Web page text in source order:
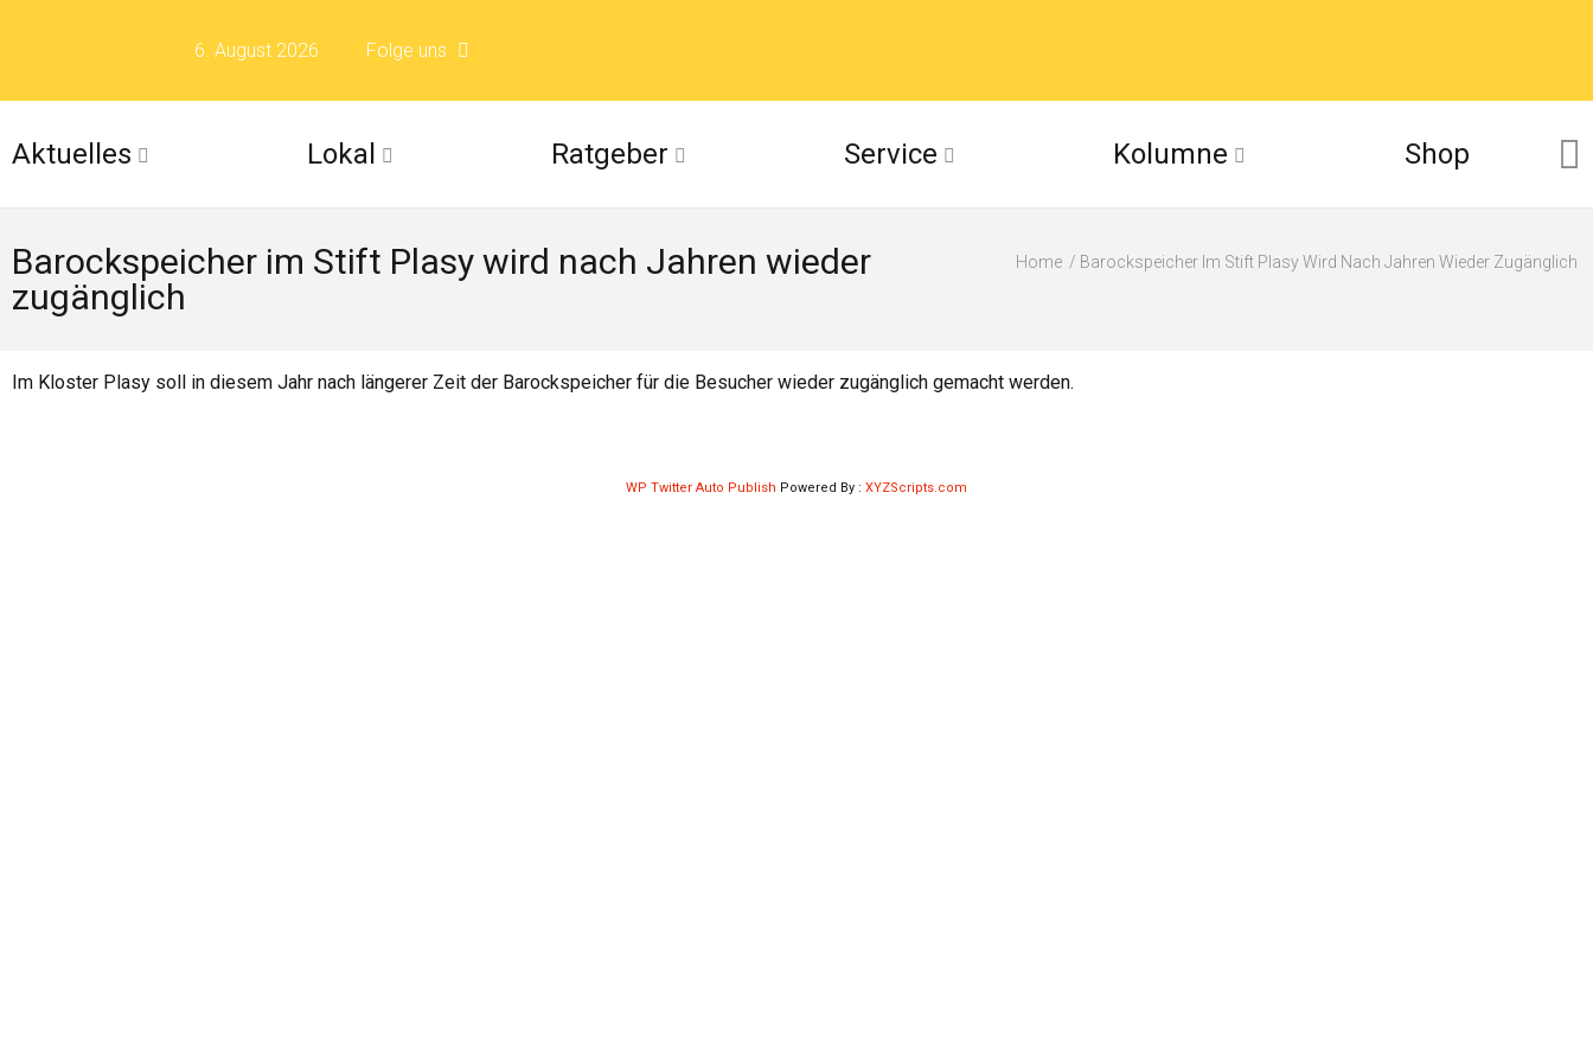
6. August 2026 Folge uns
Folge uns auf Flickr
Aktuelles Lokal Ratgeber Service Kolumne Shop
Barockspeicher im Stift Plasy wird nach Jahren wieder
zugänglich
Home Barockspeicher Im Stift Plasy Wird Nach Jahren Wieder Zugänglich
Im Kloster Plasy soll in diesem Jahr nach längerer Zeit der Barockspeicher für die Besucher wieder zugänglich gemacht werden.
WP Twitter Auto Publish Powered By : XYZScripts.com